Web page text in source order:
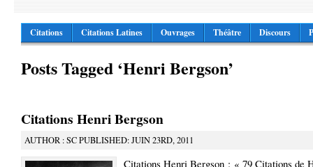
Citations Citations Latines Ouvrages Théâtre Discours
Posts Tagged ‘Henri Bergson’
Citations Henri Bergson
AUTHOR : SC PUBLISHED: JUIN 23RD, 2011
Citations Henri Bergson : « 79 Citations de